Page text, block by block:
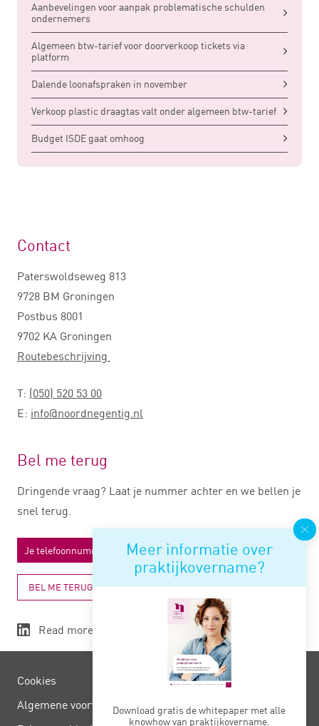
Aanbevelingen voor aanpak problematische schulden
ondernemers
Algemeen btw-tarief voor doorverkoop tickets via
platform
Dalende loonafspraken in november
Verkoop plastic draagtas valt onder algemeen btw-tarief
Budget ISDE gaat omhoog
Meer informatie over
praktijkovername?
Download gratis de whitepaper met alle
knowhow van praktijkovername.
Contact
Paterswoldseweg 813
9728 BM Groningen
Postbus 8001
9702 KA Groningen
Routebeschrijving
T: (050) 520 53 00
E: info@noordnegentig.nl
Bel me terug
Dringende vraag? Laat je nummer achter en we bellen je
snel terug.
BEL ME TERUG
Read more
Cookies
Algemene voorwaarden